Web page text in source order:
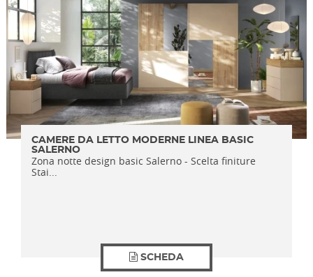
CAMERE DA LETTO MODERNE LINEA BASIC
SALERNO
Zona notte design basic Salerno - Scelta finiture
Stai...
SCHEDA